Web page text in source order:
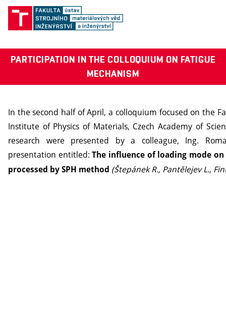
PARTICIPATION IN THE COLLOQUIUM ON FATIGUE
MECHANISM
In the second half of April, a colloquium focused on the
Institute of Physics of Materials, Czech Academy of
research were presented by a colleague, Ing.
presentation entitled:The influence of loading mode
processed by SPH method (Štepánek R., Pantělejev L.,